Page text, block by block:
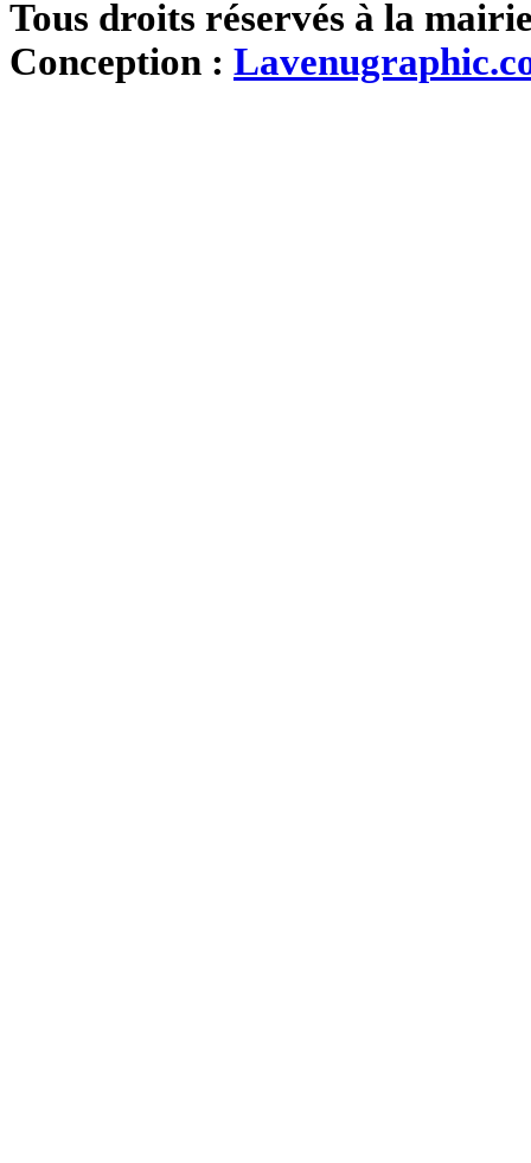
Tous droits réservés à la
Conception :